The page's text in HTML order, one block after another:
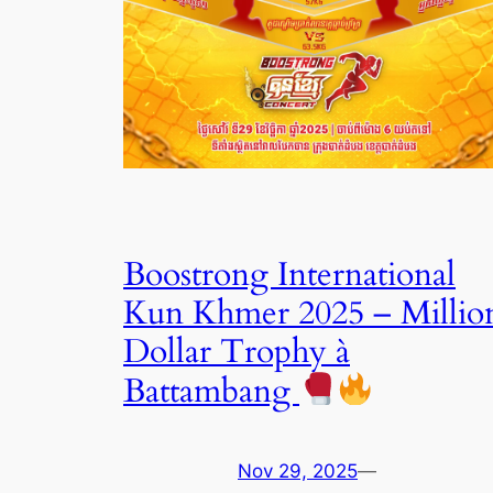
Boostrong International
Kun Khmer 2025 –
Dollar Trophy à
Battambang
Nov 29, 2025—